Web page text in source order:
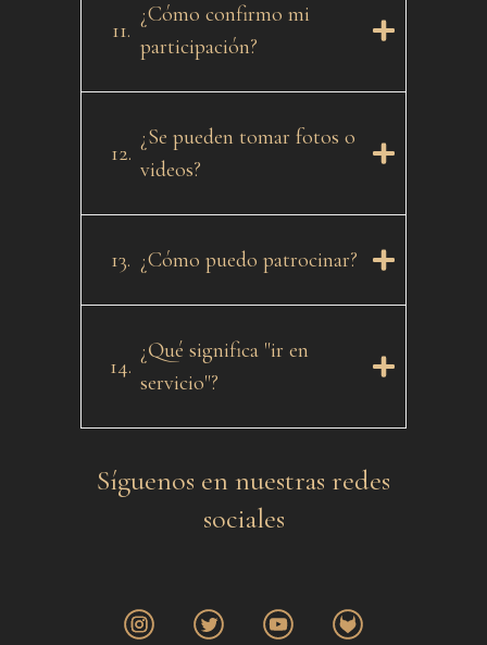
11.
¿Cómo confirmo mi
participación?
12.
¿Se pueden tomar fotos o
videos?
13. ¿Cómo puedo patrocinar?
14.
¿Qué significa "ir en
servicio"?
Síguenos en nuestras redes
sociales